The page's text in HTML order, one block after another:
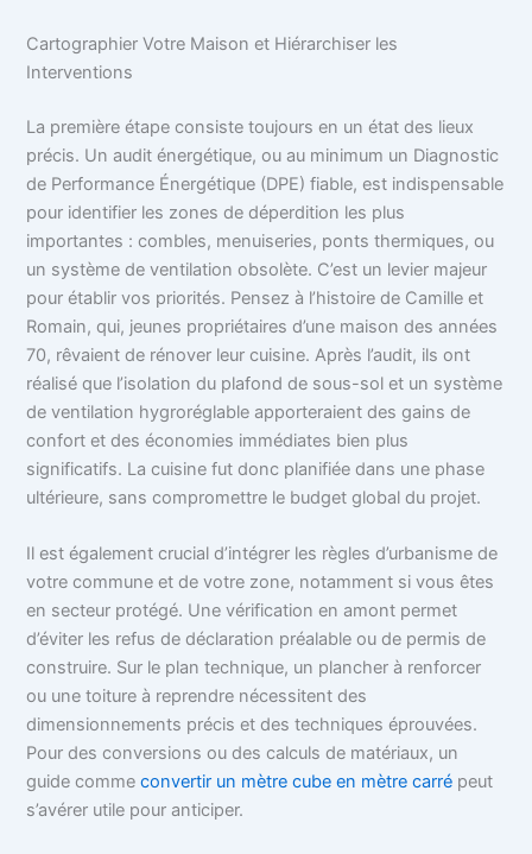
Cartographier Votre Maison et Hiérarchiser les
Interventions
La première étape consiste toujours en un état des lieux
précis. Un audit énergétique, ou au minimum un Diagnostic
de Performance Énergétique (DPE) fiable, est indispensable
pour identifier les zones de déperdition les plus
importantes : combles, menuiseries, ponts thermiques, ou
un système de ventilation obsolète. C’est un levier majeur
pour établir vos priorités. Pensez à l’histoire de Camille et
Romain, qui, jeunes propriétaires d’une maison des années
70, rêvaient de rénover leur cuisine. Après l’audit, ils ont
réalisé que l’isolation du plafond de sous-sol et un système
de ventilation hygroréglable apporteraient des gains de
confort et des économies immédiates bien plus
significatifs. La cuisine fut donc planifiée dans une phase
ultérieure, sans compromettre le budget global du projet.
Il est également crucial d’intégrer les règles d’urbanisme de
votre commune et de votre zone, notamment si vous êtes
en secteur protégé. Une vérification en amont permet
d’éviter les refus de déclaration préalable ou de permis de
construire. Sur le plan technique, un plancher à renforcer
ou une toiture à reprendre nécessitent des
dimensionnements précis et des techniques éprouvées.
Pour des conversions ou des calculs de matériaux, un
guide commeconvertir un mètre cube en mètre carré peut
s’avérer utile pour anticiper.